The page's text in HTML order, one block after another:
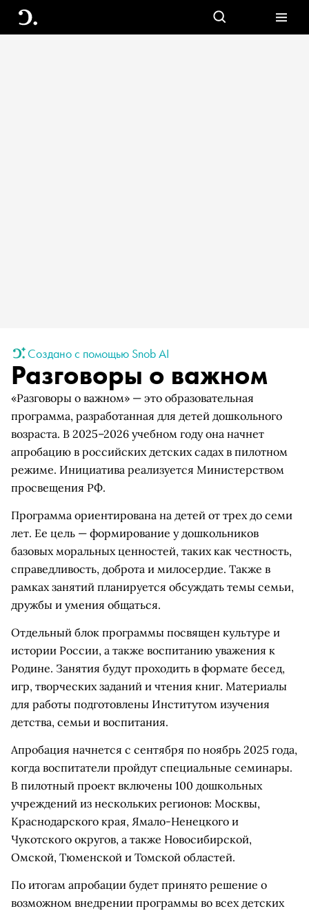
Создано с помощью Snob AI
Разговоры о важном
«Разговоры о важном» — это образовательная
программа, разработанная для детей дошкольного
возраста. В 2025–2026 учебном году она начнет
апробацию в российских детских садах в пилотном
режиме. Инициатива реализуется Министерством
просвещения РФ.
Программа ориентирована на детей от трех до семи
лет. Ее цель — формирование у дошкольников
базовых моральных ценностей, таких как честность,
справедливость, доброта и милосердие. Также в
рамках занятий планируется обсуждать темы семьи,
дружбы и умения общаться.
Отдельный блок программы посвящен культуре и
истории России, а также воспитанию уважения к
Родине. Занятия будут проходить в формате бесед,
игр, творческих заданий и чтения книг. Материалы
для работы подготовлены Институтом изучения
детства, семьи и воспитания.
Апробация начнется с сентября по ноябрь 2025 года,
когда воспитатели пройдут специальные семинары.
В пилотный проект включены 100 дошкольных
учреждений из нескольких регионов: Москвы,
Краснодарского края, Ямало-Ненецкого и
Чукотского округов, а также Новосибирской,
Омской, Тюменской и Томской областей.
По итогам апробации будет принято решение о
возможном внедрении программы во всех детских